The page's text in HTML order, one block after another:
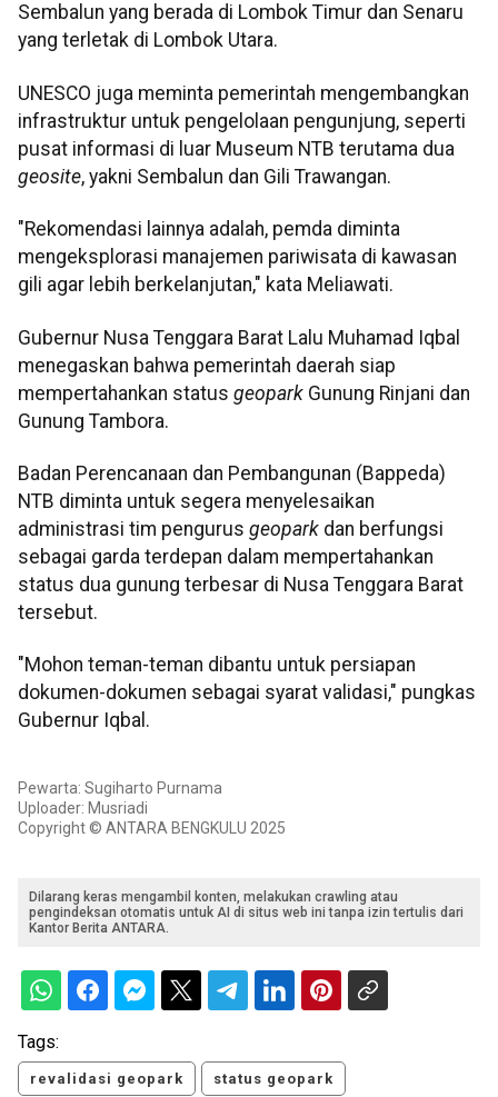
Sembalun yang berada di Lombok Timur dan Senaru
yang terletak di Lombok Utara.
UNESCO juga meminta pemerintah mengembangkan
infrastruktur untuk pengelolaan pengunjung, seperti
pusat informasi di luar Museum NTB terutama dua
geosite, yakni Sembalun dan Gili Trawangan.
"Rekomendasi lainnya adalah, pemda diminta
mengeksplorasi manajemen pariwisata di kawasan
gili agar lebih berkelanjutan," kata Meliawati.
Gubernur Nusa Tenggara Barat Lalu Muhamad Iqbal
menegaskan bahwa pemerintah daerah siap
mempertahankan status geopark Gunung Rinjani dan
Gunung Tambora.
Badan Perencanaan dan Pembangunan (Bappeda)
NTB diminta untuk segera menyelesaikan
administrasi tim pengurus geopark dan berfungsi
sebagai garda terdepan dalam mempertahankan
status dua gunung terbesar di Nusa Tenggara Barat
tersebut.
"Mohon teman-teman dibantu untuk persiapan
dokumen-dokumen sebagai syarat validasi," pungkas
Gubernur Iqbal.
Pewarta: Sugiharto Purnama
Uploader: Musriadi
Copyright © ANTARA BENGKULU 2025
Dilarang keras mengambil konten, melakukan crawling atau
pengindeksan otomatis untuk AI di situs web ini tanpa izin tertulis dari
Kantor Berita ANTARA.
Tags:
revalidasi geopark status geopark